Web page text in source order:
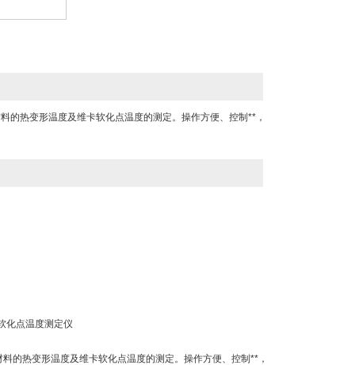
的热变形温度及维卡软化点温度的测定。操作方便、控制**，
化点温度测定仪
的热变形温度及维卡软化点温度的测定。操作方便、控制**，